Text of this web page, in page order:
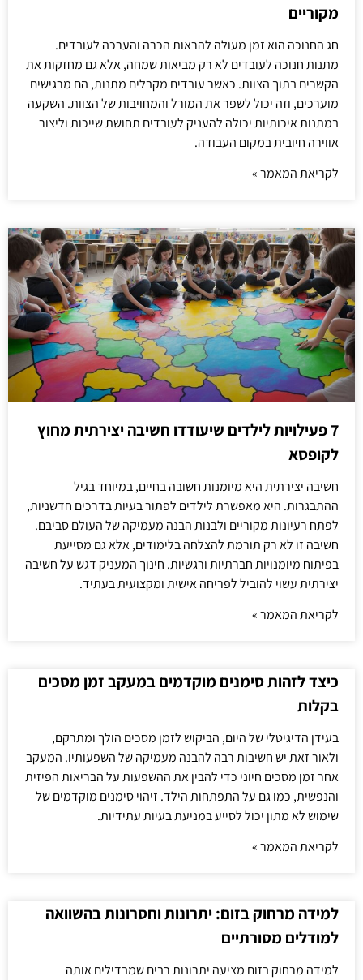
מקוריים
חג החנוכה הוא זמן מעולה להראות הכרה והערכה לעובדים.
מתנות חנוכה לעובדים לא רק מביאות שמחה, אלא גם מחזקות את
הקשרים בתוך הצוות. כאשר עובדים מקבלים מתנות, הם מרגישים
מוערכים, וזה יכול לשפר את המורל והמחויבות של הצוות. השקעה
במתנות איכותיות יכולה להעניק לעובדים תחושת שייכות וליצור
אווירה חיובית במקום העבודה.
לקריאת המאמר »
7 פעילויות לילדים שיעודדו חשיבה יצירתית מחוץ
לקופסא
חשיבה יצירתית היא מיומנות חשובה בחיים, במיוחד בגיל
ההתבגרות. היא מאפשרת לילדים לפתור בעיות בדרכים חדשניות,
לפתח רעיונות מקוריים ולבנות הבנה מעמיקה של העולם סביבם.
חשיבה זו לא רק תורמת להצלחה בלימודים, אלא גם מסייעת
בפיתוח מיומנויות חברתיות ורגשיות. חינוך המעניק דגש על חשיבה
יצירתית עשוי להוביל לפריחה אישית ומקצועית בעתיד.
לקריאת המאמר »
כיצד לזהות סימנים מוקדמים במעקב זמן מסכים
בקלות
בעידן הדיגיטלי של היום, הביקוש לזמן מסכים הולך ומתרקם,
ולאור זאת יש חשיבות רבה להבנה מעמיקה של השפעותיו. המעקב
אחר זמן מסכים חיוני כדי להבין את ההשפעות על הבריאות הפיזית
והנפשית, כמו גם על התפתחות הילד. זיהוי סימנים מוקדמים של
שימוש לא מתון יכול לסייע במניעת בעיות עתידיות.
לקריאת המאמר »
למידה מרחוק בזום: יתרונות וחסרונות בהשוואה
למודלים מסורתיים
למידה מרחוק בזום מציעה יתרונות רבים שמבדילים אותה